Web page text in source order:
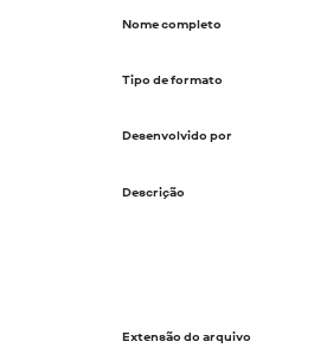
Nome completo
Tipo de formato
Desenvolvido por
Descrição
Extensão do arquivo